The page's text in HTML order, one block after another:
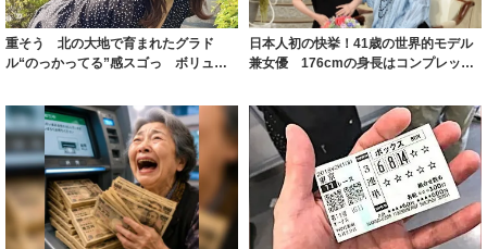
重そう 北の大地で育まれたグラド
ル“のっかってる”感スゴっ ボリュー
日本人初の快挙！41歳の世界的モデル
兼女優 176cmの身長はコンプレック